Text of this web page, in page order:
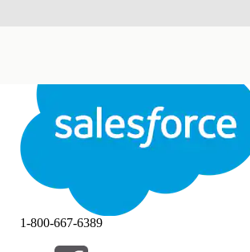
結束
1-800-667-6389